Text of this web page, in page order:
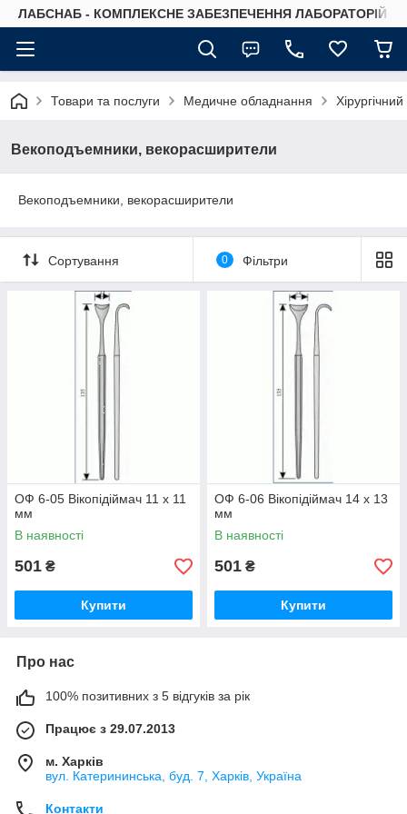
ЛАБСНАБ - КОМПЛЕКСНЕ ЗАБЕЗПЕЧЕННЯ ЛАБОРАТОРІЙ
Товари та послуги Медичне обладнання
Векоподъемники, векорасширители
Векоподъемники, векорасширители
Сортування 0 Фільтри
ОФ 6-05 Вікопідіймач 11 х 11
мм
В наявності
501 ₴
Купити
ОФ 6-06 Вікопідіймач 14 х 13
мм
В наявності
501 ₴
Купити
Про нас
100% позитивних з 5 відгуків за рік
Працює з 29.07.2013
м. Харків
вул. Катерининська, буд. 7, Харків, Україна
Контакти